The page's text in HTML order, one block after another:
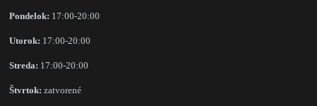
Pondelok: 17:00-20:00
Utorok: 17:00-20:00
Streda: 17:00-20:00
Štvrtok: zatvorené